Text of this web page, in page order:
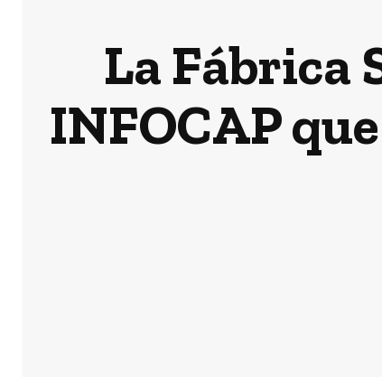
La Fábrica
INFOCAP